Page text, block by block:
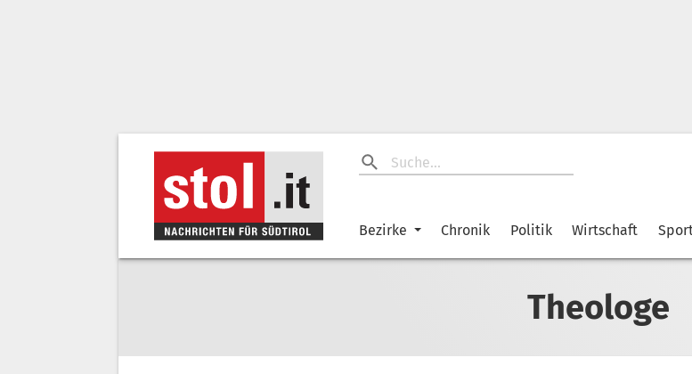
Bezirke Chronik Politik Wirtschaft
Theologe